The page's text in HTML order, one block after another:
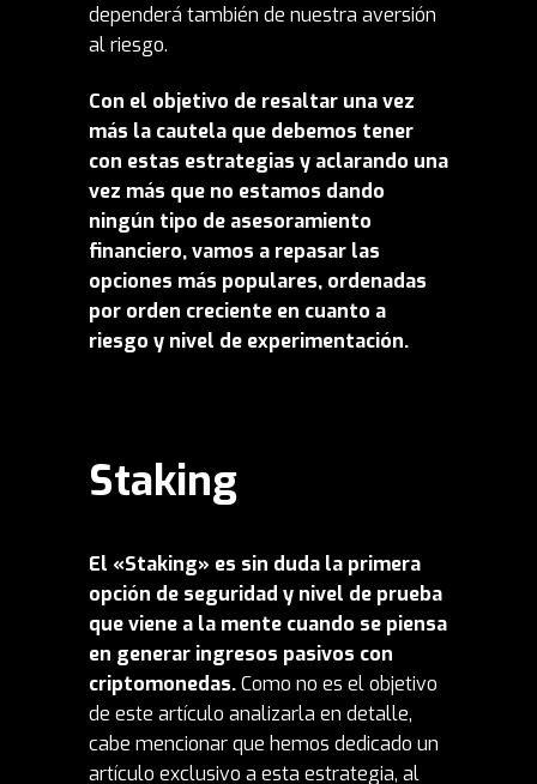
dependerá también de nuestra aversión
al riesgo.
Con el objetivo de resaltar una vez
más la cautela que debemos tener
con estas estrategias y aclarando una
vez más que no estamos dando
ningún tipo de asesoramiento
financiero, vamos a repasar las
opciones más populares, ordenadas
por orden creciente en cuanto a
riesgo y nivel de experimentación.
Staking
El «Staking» es sin duda la primera
opción de seguridad y nivel de prueba
que viene a la mente cuando se piensa
en generar ingresos pasivos con
criptomonedas.Como no es el objetivo
de este artículo analizarla en detalle,
cabe mencionar que hemos dedicado un
artículo exclusivo a esta estrategia, al